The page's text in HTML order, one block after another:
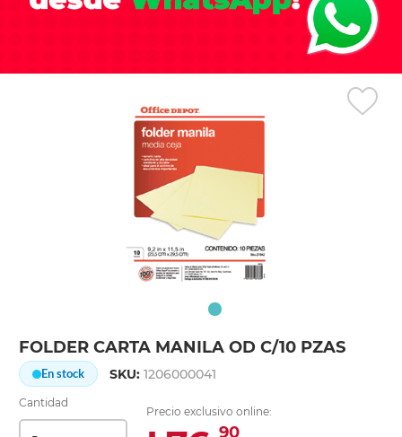
FOLDER CARTA MANILA OD C/10 PZAS
En stock SKU:1206000041
Cantidad
Precio exclusivo online:
90